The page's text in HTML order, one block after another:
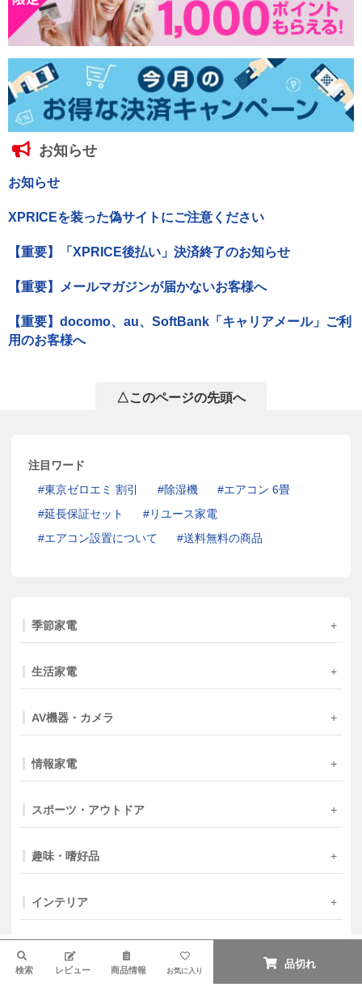
お知らせ
お知らせ
XPRICEを装った偽サイトにご注意ください
【重要】「XPRICE後払い」決済終了のお知らせ
【重要】メールマガジンが届かないお客様へ
【重要】docomo、au、SoftBank「キャリアメール」ご利
用のお客様へ
△このページの先頭へ
注目ワード
東京ゼロエミ 割引
除湿機
エアコン 6畳
延長保証セット
リユース家電
エアコン設置について
送料無料の商品
季節家電
生活家電
AV機器・カメラ
情報家電
スポーツ・アウトドア
趣味・嗜好品
インテリア
ファッション・小物
検索 レビュー 商品情報 お気に入り
品切れ